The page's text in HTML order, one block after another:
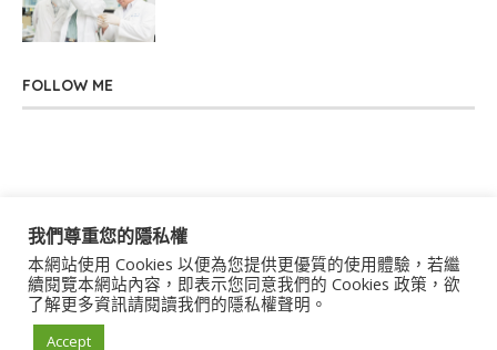
FOLLOW ME
關於我們 聯絡我們 服務條款 隱私權政策
著作權聲明 作者群
我們尊重您的隱私權
本網站使用 Cookies 以便為您提供更優質的使用體驗，若繼
續閱覽本網站內容，即表示您同意我們的 Cookies 政策，欲
了解更多資訊請閱讀我們的隱私權聲明。
Accept